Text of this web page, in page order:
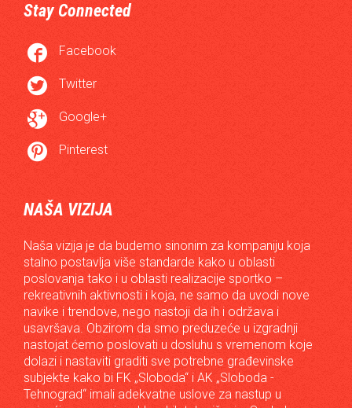
Stay Connected
 Facebook
 Twitter
 Google+
 Pinterest
NAŠA VIZIJA
Naša vizija je da budemo sinonim za kompaniju koja
stalno postavlja više standarde kako u oblasti
poslovanja tako i u oblasti realizacije sportko –
rekreativnih aktivnosti i koja, ne samo da uvodi nove
navike i trendove, nego nastoji da ih i održava i
usavršava. Obzirom da smo preduzeće u izgradnji
nastojat ćemo poslovati u dosluhu s vremenom koje
dolazi i nastaviti graditi sve potrebne građevinske
subjekte kako bi FK „Sloboda“ i AK „Sloboda -
Tehnograd“ imali adekvatne uslove za nastup u